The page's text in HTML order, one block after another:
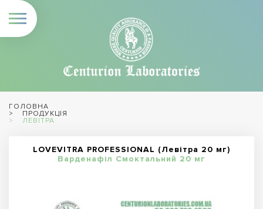
ГОЛОВНА
ПРОДУКЦІЯ
ЛЕВІТРА
LOVEVITRA PROFESSIONAL (Левітра 20 мг)
Варденафіл Смоктальний 20 мг